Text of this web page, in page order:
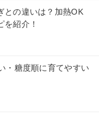
との違いは？加熱OK
紹介！
・糖度順に育てやすい